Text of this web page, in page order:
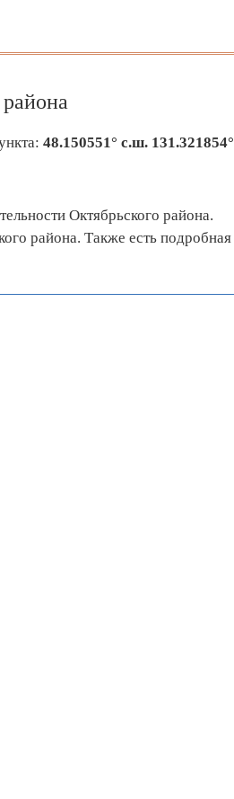
48.150551° с.ш. 131.321854°
Октябрьского района.
района. Также есть подробная